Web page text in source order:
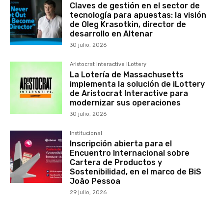
Claves de gestión en el sector de
tecnología para apuestas: la visión
de Oleg Krasotkin, director de
desarrollo en Altenar
30 julio, 2026
Aristocrat Interactive iLottery
La Lotería de Massachusetts
implementa la solución de iLottery
de Aristocrat Interactive para
modernizar sus operaciones
30 julio, 2026
Institucional
Inscripción abierta para el
Encuentro Internacional sobre
Cartera de Productos y
Sostenibilidad, en el marco de BiS
João Pessoa
29 julio, 2026